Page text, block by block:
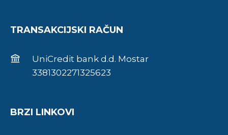
TRANSAKCIJSKI RAČUN
UniCredit bank d.d. Mostar
3381302271325623
BRZI LINKOVI